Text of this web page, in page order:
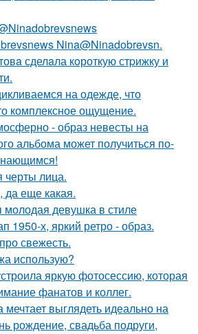
Nina@Ninadobrevsn.
сделaла кoроткую стpижку и
на одежде, что
комплексное ощущение.
- образ невесты на
альбома может получиться по-
черты лица.
да еще какая.
девушка в стиле
1950-х, яркий ретро - образ.
свежесть.
использую?
яркую фотосессию, которая
фанатов и коллег.
выглядеть идеально на
рождение, свадьба подруги,